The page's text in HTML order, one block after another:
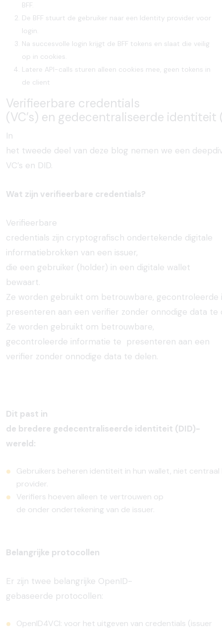
BFF.
De BFF stuurt de gebruiker naar een Identity provider voor
login.
Na succesvolle login krijgt de BFF tokens en slaat die veilig
op in cookies.
Latere API-calls sturen alleen cookies mee, geen tokens in
de client
Verifieerbare credentials
(VC’s) en gedecentraliseerde identiteit
In
het tweede deel van deze blog nemen we een
VC’s en DID.
Wat zijn verifieerbare credentials?
Verifieerbare
credentials zijn cryptografisch ondertekende digitale
informatiebrokken van een issuer,
die een gebruiker (holder) in een digitale wallet
bewaart.
Ze worden gebruikt om betrouwbare, gecontroleerde
presenteren aan een verifier zonder onnodige data te
Ze worden gebruikt om betrouwbare,
gecontroleerde informatie te presenteren aan een
verifier zonder onnodige data te delen.
Dit past in
de bredere gedecentraliseerde identiteit (DID)-
wereld:
Gebruikers beheren identiteit in hun wallet, niet centraal
provider.
Verifiers hoeven alleen te vertrouwen op
de onder ondertekening van de issuer.
Belangrijke protocollen
Er zijn twee belangrijke OpenID-
gebaseerde protocollen:
OpenID4VCI: voor het uitgeven van credentials (issuer